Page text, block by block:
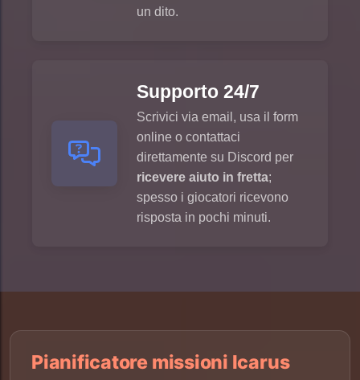
un dito.
Supporto 24/7
Scrivici via email, usa il form
online o contattaci
direttamente su Discord per
ricevere aiuto in fretta;
spesso i giocatori ricevono
risposta in pochi minuti.
Pianificatore missioni Icarus